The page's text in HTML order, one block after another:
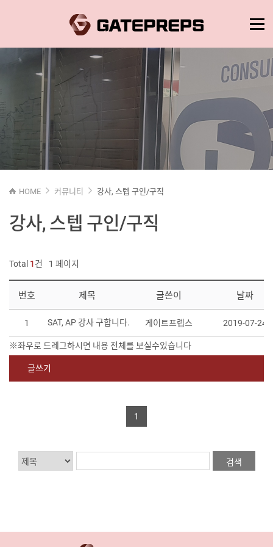
HOME 커뮤니티 강사, 스텝 구인/구직
강사, 스텝 구인/구직
Total 1건 1 페이지
번호 제목 글쓴이 날짜
1 SAT, AP 강사 구합니다. 게이트프렙스 2019-07-24
글쓰기
1